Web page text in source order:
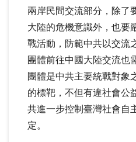
兩岸民間交流部分，除了
大陸的危機意識外，也要
戰活動，防範中共以交流
團體前往中國大陸交流也
團體是中共主要統戰對象
的標靶，不但有違社會公
共進一步控制臺灣社會自
定。